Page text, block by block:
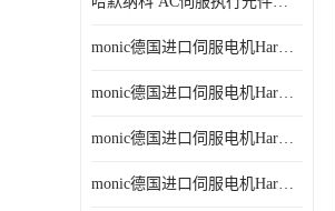
monic德国进口伺服电机Har中国总代理单价
monic德国进口伺服电机Har中国总代理代理
monic德国进口伺服电机Har中国总代理公司
monic德国进口伺服电机Har中国总代理供应